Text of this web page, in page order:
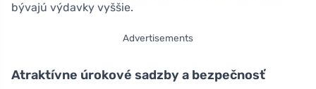
bývajú výdavky vyššie.
Advertisements
Atraktívne úrokové sadzby a bezpečnosť